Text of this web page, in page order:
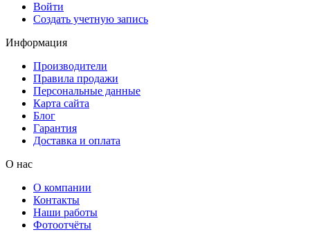
Войти
Создать учетную запись
Информация
Производители
Правила продажи
Персональные данные
Карта сайта
Блог
Гарантия
Доставка и оплата
О нас
О компании
Контакты
Наши работы
Фотоотчёты